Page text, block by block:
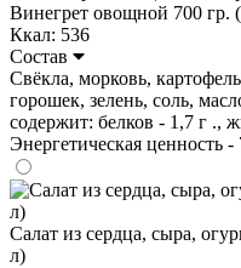
Винегрет овощной 700 гр.
Ккал: 536
Состав
Свёкла, морковь,
горошек, зелень, соль,
содержит: белков - 1,7 г .,
Энергетическая ценность -
Салат из сердца, сыра,
л)